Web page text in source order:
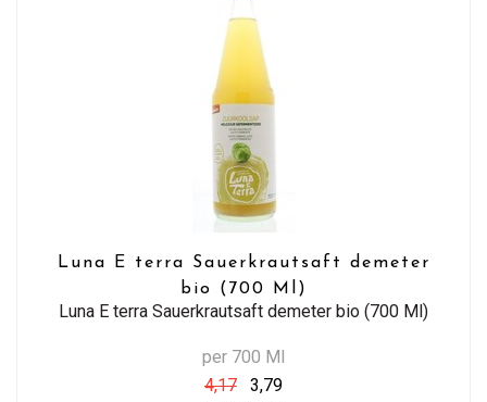
Luna E terra Sauerkrautsaft demeter
bio (700 Ml)
Luna E terra Sauerkrautsaft demeter bio (700 Ml)
per 700 Ml
4,17
3,79